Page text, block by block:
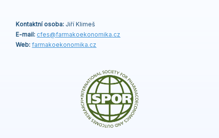
Kontaktní osoba: Jiří Klimeš
E-mail: cfes@farmakoekonomika.cz
Web: farmakoekonomika.cz